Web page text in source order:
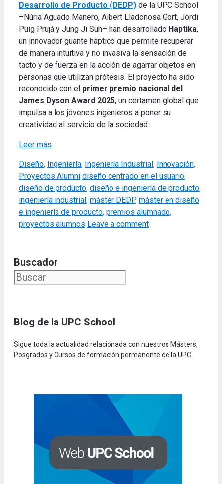
Desarrollo de Producto (DEDP) de la UPC School
–Núria Aguado Manero, Albert Lladonosa Gort, Jordi
Puig Prujà y Jung Ji Suh– han desarrollado Haptika,
un innovador guante háptico que permite recuperar
de manera intuitiva y no invasiva la sensación de
tacto y de fuerza en la acción de agarrar objetos en
personas que utilizan prótesis. El proyecto ha sido
reconocido con el primer premio nacional del
James Dyson Award 2025, un certamen global que
impulsa a los jóvenes ingenieros a poner su
creatividad al servicio de la sociedad.
Leer más
Categories
Diseño, Ingeniería, Ingeniería Industrial , Innovación,
Proyectos Alumni Tags
diseño centrado en el usuario,
diseño de producto, diseño e ingeniería de producto,
ingeniería industrial , màster DEDP, máster en diseño
e ingeniería de producto, premios alumnado,
proyectos alumnos Leave a comment
Buscador
Blog de la UPC School
Sigue toda la actualidad relacionada con nuestros Másters,
Posgrados y Cursos de formación permanente de la UPC.